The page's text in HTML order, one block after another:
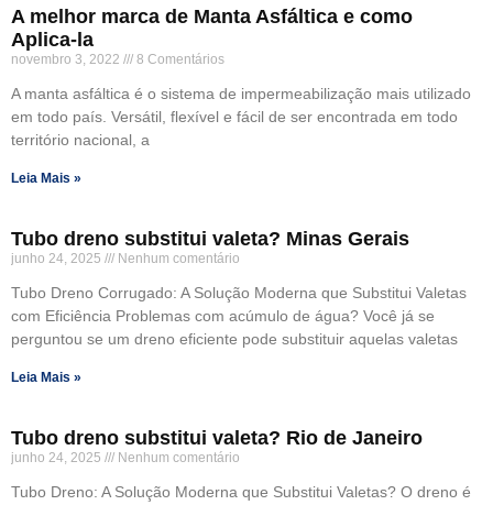
A melhor marca de Manta Asfáltica e como
Aplica-la
novembro 3, 2022 8 Comentários
A manta asfáltica é o sistema de impermeabilização mais utilizado
em todo país. Versátil, flexível e fácil de ser encontrada em todo
território nacional, a
Leia Mais »
Tubo dreno substitui valeta? Minas Gerais
junho 24, 2025 Nenhum comentário
Tubo Dreno Corrugado: A Solução Moderna que Substitui Valetas
com Eficiência Problemas com acúmulo de água? Você já se
perguntou se um dreno eficiente pode substituir aquelas valetas
Leia Mais »
Tubo dreno substitui valeta? Rio de Janeiro
junho 24, 2025 Nenhum comentário
Tubo Dreno: A Solução Moderna que Substitui Valetas? O dreno é